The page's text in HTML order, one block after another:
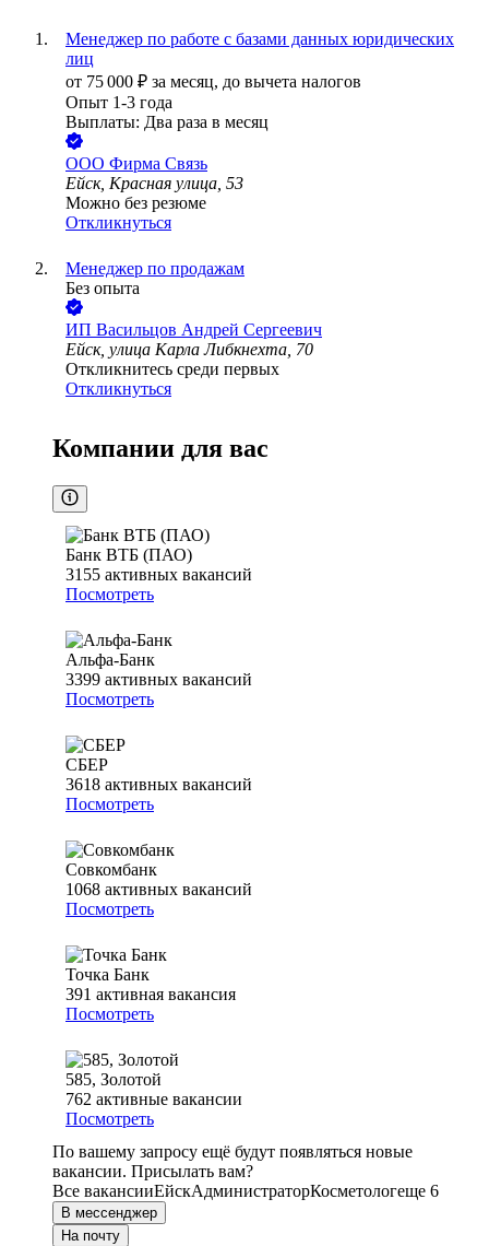
Менеджер по работе с базами данных юридических
лиц
от 75 000 ₽ за месяц, до вычета налогов
Опыт 1-3 года
Выплаты: Два раза в месяц
ООО Фирма Связь
Ейск, Красная улица, 53
Можно без резюме
Откликнуться
Менеджер по продажам
Без опыта
ИП Васильцов Андрей Сергеевич
Ейск, улица Карла Либкнехта, 70
Откликнитесь среди первых
Откликнуться
Компании для вас
Банк ВТБ (ПАО)
3155 активных вакансий
Посмотреть
Альфа-Банк
3399 активных вакансий
Посмотреть
СБЕР
3618 активных вакансий
Посмотреть
Совкомбанк
1068 активных вакансий
Посмотреть
Точка Банк
391 активная вакансия
Посмотреть
585, Золотой
762 активные вакансии
Посмотреть
По вашему запросу ещё будут появляться новые
вакансии. Присылать вам?
Все вакансииЕйскАдминистраторКосметологеще 6
В мессенджер
На почту